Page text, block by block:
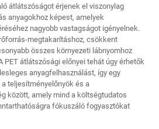
átlátszóságot érjenek el viszonylag
anyagokhoz képest, amelyek
nagyobb vastagságot igényelnek.
megtakarításhoz, csökkent
összes környezeti lábnyomhoz
PET átlátszósági előnyei tehát úgy érhetők
anyagfelhasználást, így egy
teljesítményelőnyök és a
között, amely mind a költségtudatos
fókuszáló fogyasztókat